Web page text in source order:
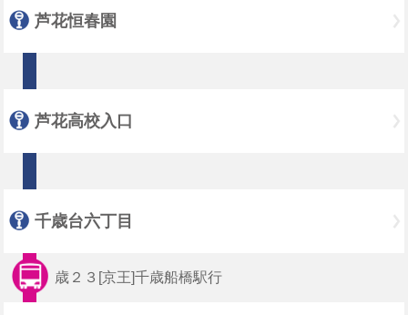
芦花恒春園
芦花高校入口
千歳台六丁目
歳２３[京王]千歳船橋駅行